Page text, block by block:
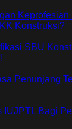
Keprofesian
Konstruksi?
SBU
Penunjang
IUJPTL Bagi